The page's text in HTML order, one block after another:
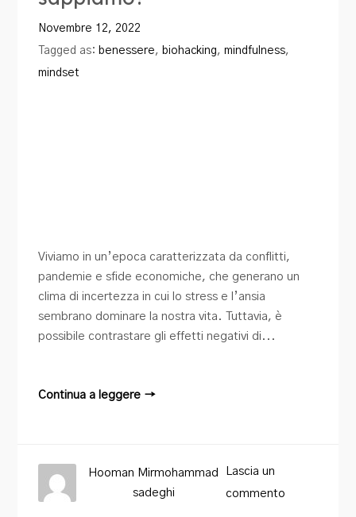
Contatti
Novembre 12, 2022
Tagged as: benessere, biohacking,mindfulness,
mindset
Viviamo in un’epoca caratterizzata da conflitti,
pandemie e sfide economiche, che generano un
clima di incertezza in cui lo stress e l’ansia
sembrano dominare la nostra vita. Tuttavia, è
possibile contrastare gli effetti negativi di...
Continua a leggere →
Lascia un
commento
Hooman Mirmohammad
sadeghi